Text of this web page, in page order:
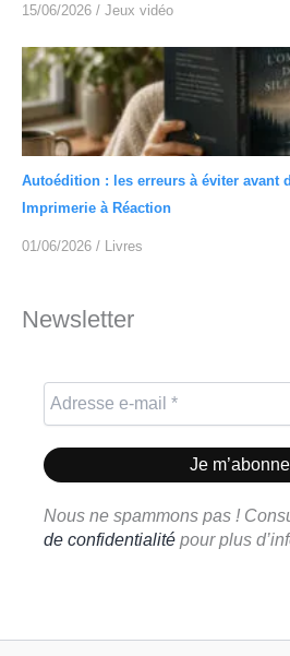
15/06/2026 / Jeux vidéo
Autoédition : les erreurs à éviter avant
Imprimerie à Réaction
01/06/2026 / Livres
Newsletter
Nous ne spammons pas !
de confidentialité pour plus